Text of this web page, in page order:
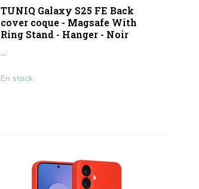
TUNIQ Galaxy S25 FE Back
cover coque - Magsafe With
Ring Stand - Hanger - Noir
En stock